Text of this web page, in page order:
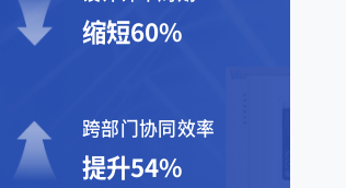
缩短60%
跨部门协同效率
提升54%